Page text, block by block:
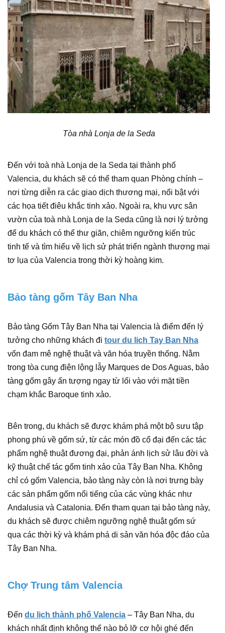
Tòa nhà Lonja de la Seda
Đến với toà nhà Lonja de la Seda tại thành phố
Valencia, du khách sẽ có thể tham quan Phòng chính –
nơi từng diễn ra các giao dịch thương mại, nổi bật với
các họa tiết điêu khắc tinh xảo. Ngoài ra, khu vực sân
vườn của toà nhà Lonja de la Seda cũng là nơi lý tưởng
để du khách có thể thư giãn, chiêm ngưỡng kiến trúc
tinh tế và tìm hiểu về lịch sử phát triển ngành thương mại
tơ lụa của Valencia trong thời kỳ hoàng kim.
Bảo tàng gốm Tây Ban Nha
Bảo tàng Gốm Tây Ban Nha tại Valencia là điểm đến lý
tưởng cho những khách đi tour du lich Tay Ban Nha
vốn đam mê nghệ thuật và văn hóa truyền thống. Nằm
trong tòa cung điện lộng lẫy Marques de Dos Aguas, bảo
tàng gốm gây ấn tượng ngay từ lối vào với mặt tiền
chạm khắc Baroque tinh xảo.
Bên trong, du khách sẽ được khám phá một bộ sưu tập
phong phú về gốm sứ, từ các món đồ cổ đại đến các tác
phẩm nghệ thuật đương đại, phản ánh lịch sử lâu đời và
kỹ thuật chế tác gốm tinh xảo của Tây Ban Nha. Không
chỉ có gốm Valencia, bảo tàng này còn là nơi trưng bày
các sản phẩm gốm nổi tiếng của các vùng khác như
Andalusia và Catalonia. Đến tham quan tại bảo tàng này,
du khách sẽ được chiêm ngưỡng nghệ thuật gốm sứ
qua các thời kỳ và khám phá di sản văn hóa độc đáo của
Tây Ban Nha.
Chợ Trung tâm Valencia
Đến du lịch thành phố Valencia – Tây Ban Nha, du
khách nhất định không thể nào bỏ lỡ cơ hội ghé đến